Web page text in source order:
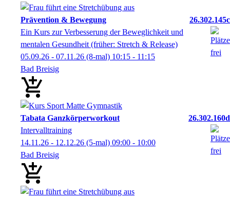
Prävention & Bewegung
26.302.145c
Ein Kurs zur Verbesserung der Beweglichkeit und
mentalen Gesundheit (früher: Stretch & Release)
05.09.26 - 07.11.26 (8-mal) 10:15 - 11:15
Bad Breisig
Tabata Ganzkörperworkout
26.302.160d
Intervalltraining
14.11.26 - 12.12.26 (5-mal) 09:00 - 10:00
Bad Breisig